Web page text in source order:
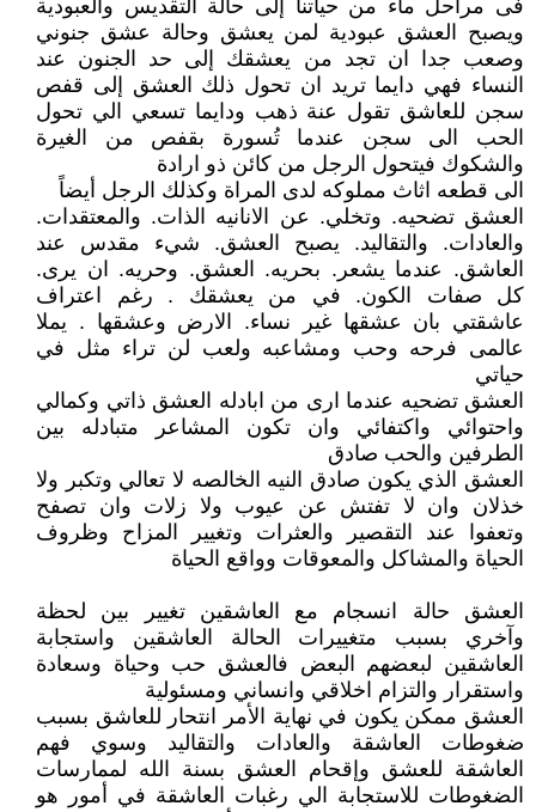
فى مراحل ماء من حياتنا إلى حالة التقديس والعبودية
ويصبح العشق عبودية لمن يعشق وحالة عشق جنوني
وصعب جدا ان تجد من يعشقك إلى حد الجنون عند
النساء فهي دايما تريد ان تحول ذلك العشق إلى قفص
سجن للعاشق تقول عنة ذهب ودايما تسعي الي تحول
الحب الى سجن عندما تُسورة بقفص من الغيرة
والشكوك فيتحول الرجل من كائن ذو ارادة
الى قطعه اثاث مملوكه لدى المراة وكذلك الرجل أيضاً
العشق تضحيه. وتخلي. عن الانانيه الذات. والمعتقدات.
والعادات. والتقاليد. يصبح العشق. شيء مقدس عند
العاشق. عندما يشعر. بحريه. العشق. وحريه. ان يرى.
كل صفات الكون. في من يعشقك . رغم اعتراف
عاشقتي بان عشقها غير نساء. الارض وعشقها . يملا
عالمى فرحه وحب ومشاعبه ولعب لن تراء مثل في
حياتي
العشق تضحيه عندما ارى من ابادله العشق ذاتي وكمالي
واحتوائي واكتفائي وان تكون المشاعر متبادله بين
الطرفين والحب صادق
العشق الذي يكون صادق النيه الخالصه لا تعالي وتكبر ولا
خذلان وان لا تفتش عن عيوب ولا زلات وان تصفح
وتعفوا عند التقصير والعثرات وتغيير المزاح وظروف
الحياة والمشاكل والمعوقات وواقع الحياة
العشق حالة انسجام مع العاشقين تغيير بين لحظة
وآخري بسبب متغييرات الحالة العاشقين واستجابة
العاشقين لبعضهم البعض فالعشق حب وحياة وسعادة
واستقرار والتزام اخلاقي وانساني ومسئولية
العشق ممكن يكون في نهاية الأمر انتحار للعاشق بسبب
ضغوطات العاشقة والعادات والتقاليد وسوي فهم
العاشقة للعشق وإقحام العشق بسنة الله لممارسات
الضغوطات للاستجابة الي رغبات العاشقة في أمور هو